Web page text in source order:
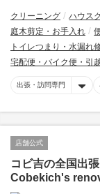
クリーニング ハウス
庭木剪定・お手入れ
トイレつまり・水漏れ
宅配便・バイク便・引
出張・訪問専門
店舗公式
コビ吉の全国出
Cobekich's